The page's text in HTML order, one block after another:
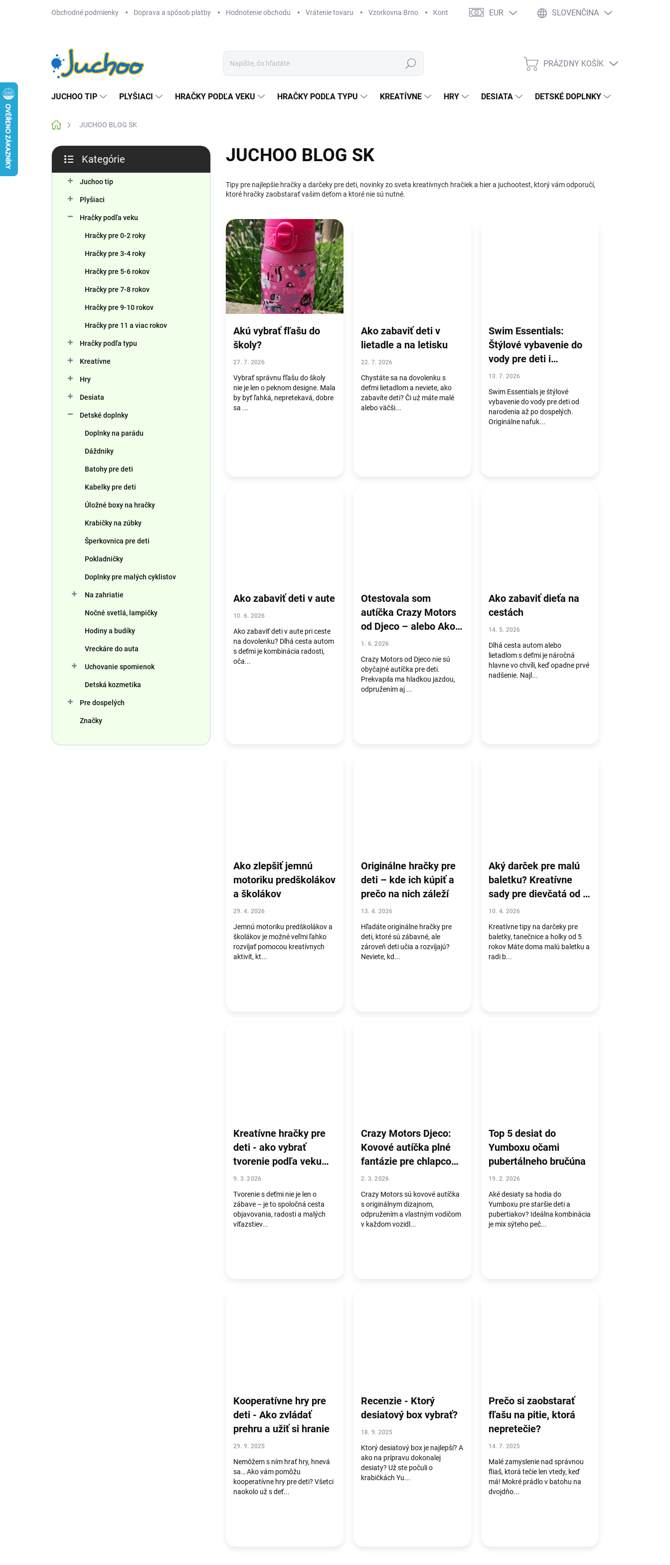
Obchodné podmienky Doprava a spôsob platby Hodnotenie obchodu Vrátenie tovaru Vzorkovna Brno Kontakty Ochrana osobných údajov Ako nakupovať
EUR SLOVENČINA
Hľadať
NÁKUPNÝ
PRÁZDNY KOŠÍK
JUCHOO TIP PLYŠIACI HRAČKY PODĽA VEKU HRAČKY PODĽA TYPU KREATÍVNE HRY DESIATA DETSKÉ DOPLNKY
DomovJUCHOO BLOG SK
B
č
kategórie
Kategórie
Juchoo tip
Plyšiaci
Hračky podľa veku
Hračky pre 0-2 roky
Hračky pre 3-4 roky
Hračky pre 5-6 rokov
Hračky pre 7-8 rokov
Hračky pre 9-10 rokov
Hračky pre 11 a viac rokov
Hračky podľa typu
Kreatívne
Hry
Desiata
Detské doplnky
Doplnky na parádu
Dáždniky
Batohy pre deti
Kabelky pre deti
Úložné boxy na hračky
Krabičky na zúbky
Šperkovnica pre deti
Pokladničky
Doplnky pre malých cyklistov
Na zahriatie
Nočné svetlá, lampičky
Hodiny a budíky
Vreckáre do auta
Uchovanie spomienok
Detská kozmetika
Pre dospelých
Značky
JUCHOO BLOG SK
Tipy pre najlepšie hračky a darčeky pre deti, novinky zo sveta kreatívnych hračiek a hier a juchootest, ktorý vám odporučí,
ktoré hračky zaobstarať vašim deťom a ktoré nie sú nutné.
ý
p
i
s
č
l
á
n
k
Akú vybrať fľašu do
školy?
27. 7. 2026
Vybrať správnu fľašu do školy
nie je len o peknom designe. Mala
by byť ľahká, nepretekavá, dobre
sa ...
Ako zabaviť deti v
lietadle a na letisku
22. 7. 2026
Chystáte sa na dovolenku s
deťmi lietadlom a neviete, ako
zabavíte deti? Či už máte malé
alebo väčši...
Swim Essentials:
Štýlové vybavenie do
vody pre deti i
dospelých
13. 7. 2026
Swim Essentials je štýlové
vybavenie do vody pre deti od
narodenia až po dospelých.
Originálne nafuk...
Ako zabaviť deti v aute
10. 6. 2026
Ako zabaviť deti v aute pri ceste
na dovolenku? Dlhá cesta autom
s deťmi je kombinácia radosti,
oča...
Otestovala som
autíčka Crazy Motors
od Djeco – alebo Ako
aj dievča môžu
nadchnúť autá
1. 6. 2026
Crazy Motors od Djeco nie sú
obyčajné autíčka pre deti.
Prekvapila ma hladkou jazdou,
odpružením aj ...
Ako zabaviť dieťa na
cestách
14. 5. 2026
Dlhá cesta autom alebo
lietadlom s deťmi je náročná
hlavne vo chvíli, keď opadne prvé
nadšenie. Najl...
Ako zlepšiť jemnú
motoriku predškolákov
a školákov
29. 4. 2026
Jemnú motoriku predškolákov a
školákov je možné veľmi ľahko
rozvíjať pomocou kreatívnych
aktivít, kt...
Originálne hračky pre
deti – kde ich kúpiť a
prečo na nich záleží
13. 4. 2026
Hľadáte originálne hračky pre
deti, ktoré sú zábavné, ale
zároveň deti učia a rozvíjajú?
Neviete, kd...
Aký darček pre malú
baletku? Kreatívne
sady pre dievčatá od 5
rokov
10. 4. 2026
Kreatívne tipy na darčeky pre
baletky, tanečnice a holky od 5
rokov Máte doma malú baletku a
radi b...
Kreatívne hračky pre
deti - ako vybrať
tvorenie podľa veku
(2-10 rokov)
9. 3. 2026
Tvorenie s deťmi nie je len o
zábave – je to spoločná cesta
objavovania, radosti a malých
víťazstiev...
Crazy Motors Djeco:
Kovové autíčka plné
fantázie pre chlapcov
aj dievčatá
2. 3. 2026
Crazy Motors sú kovové autíčka
s originálnym dizajnom,
odpružením a vlastným vodičom
v každom vozidl...
Top 5 desiat do
Yumboxu očami
pubertálneho bručúna
19. 2. 2026
Aké desiaty sa hodia do
Yumboxu pre staršie deti a
pubertiakov? Ideálna kombinácia
je mix sýteho peč...
Kooperatívne hry pre
deti - Ako zvládať
prehru a užiť si hranie
29. 9. 2025
Nemôžem s ním hrať hry, hnevá
sa… Ako vám pomôžu
kooperatívne hry pre deti? Všetci
naokolo už s deť...
Recenzie - Ktorý
desiatový box vybrať?
18. 9. 2025
Ktorý desiatový box je najlepší? A
ako na prípravu dokonalej
desiaty? Už ste počuli o
krabičkách Yu...
Prečo si zaobstarať
fľašu na pitie, ktorá
nepretečie?
14. 7. 2025
Malé zamyslenie nad správnou
fliaš, ktorá tečie len vtedy, keď
má! Mokré prádlo v batohu na
dvojdňo...